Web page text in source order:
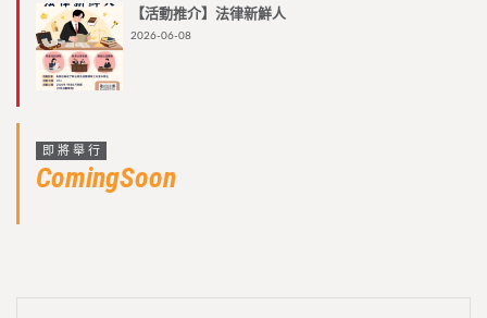
【活動推介】法律新鮮人
2026-06-08
即將舉行
ComingSoon